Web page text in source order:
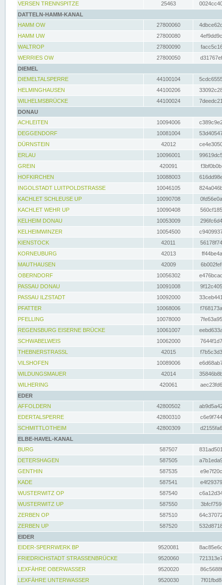
VERSEN TRENNSPITZE
25463
DATTELN-HAMM-KANAL
HAMM OW
27800060
HAMM UW
27800080
WALTROP
27800090
WERRIES OW
27800050
DIEMEL
DIEMELTALSPERRE
44100104
HELMINGHAUSEN
44100206
WILHELMSBRÜCKE
44100024
DONAU
ACHLEITEN
10094006
DEGGENDORF
10081004
DÜRNSTEIN
42012
ERLAU
10096001
GREIN
420091
HOFKIRCHEN
10088003
INGOLSTADT LUITPOLDSTRASSE
10046105
KACHLET SCHLEUSE UP
10090708
KACHLET WEHR UP
10090408
KELHEIM DONAU
10053009
KELHEIMWINZER
10054500
KIENSTOCK
42011
KORNEUBURG
42013
MAUTHAUSEN
42009
OBERNDORF
10056302
PASSAU DONAU
10091008
PASSAU ILZSTADT
10092000
PFATTER
10068006
PFELLING
10078000
REGENSBURG EISERNE BRÜCKE
10061007
SCHWABELWEIS
10062000
THEBNERSTRASSL
42015
VILSHOFEN
10089006
WILDUNGSMAUER
42014
WILHERING
420061
EDER
AFFOLDERN
42800502
EDERTALSPERRE
42800310
SCHMITTLOTHEIM
42800309
ELBE-HAVEL-KANAL
BURG
587507
DETERSHAGEN
587505
GENTHIN
587535
KADE
587541
WUSTERWITZ OP
587540
WUSTERWITZ UP
587550
ZERBEN OP
587510
ZERBEN UP
587520
EIDER
EIDER-SPERRWERK BP
9520081
FRIEDRICHSTADT STRASSENBRÜCKE
9520060
LEXFÄHRE OBERWASSER
9520020
LEXFÄHRE UNTERWASSER
9520030